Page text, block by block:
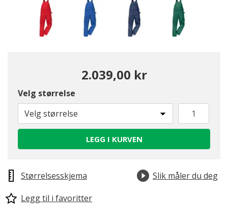
valgte
2.039,00 kr
Velg størrelse
Velg størrelse
LEGG I KURVEN
Størrelsesskjema
Slik måler du deg
Legg til i favoritter